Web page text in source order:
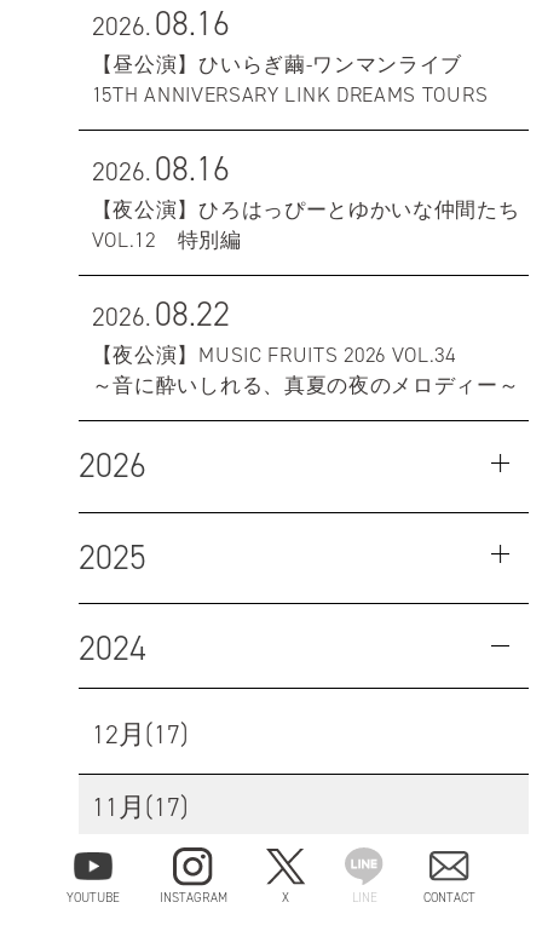
YOUTUBE INSTAGRAM X LINE CONTACT
2026.08.16
【昼公演】ひいらぎ繭-ワンマンライブ
15TH ANNIVERSARY LINK DREAMS TOURS
2026.08.16
【夜公演】ひろはっぴーとゆかいな仲間たち
VOL.12 特別編
2026.08.22
【夜公演】MUSIC FRUITS 2026 VOL.34
～音に酔いしれる、真夏の夜のメロディー～
2026
2025
2024
12月(17)
11月(17)
10月(13)